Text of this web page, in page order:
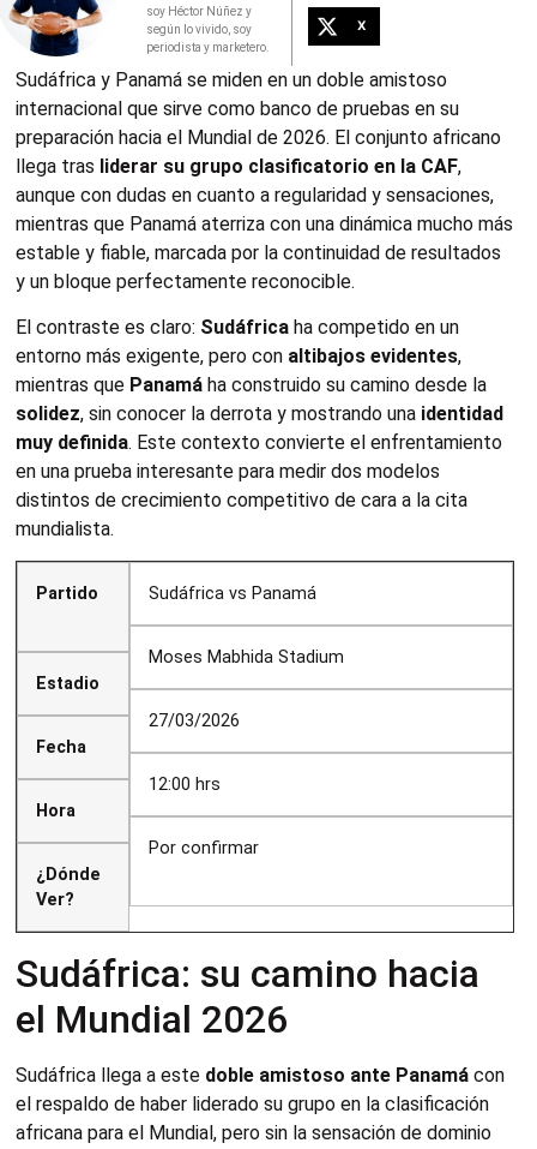
soy Héctor Núñez y
según lo vivido, soy
periodista y marketero.
X
Sudáfrica y Panamá se miden en un doble amistoso
internacional que sirve como banco de pruebas en su
preparación hacia el Mundial de 2026. El conjunto africano
llega tras liderar su grupo clasificatorio en la CAF,
aunque con dudas en cuanto a regularidad y sensaciones,
mientras que Panamá aterriza con una dinámica mucho más
estable y fiable, marcada por la continuidad de resultados
y un bloque perfectamente reconocible.
El contraste es claro: Sudáfrica ha competido en un
entorno más exigente, pero con altibajos evidentes,
mientras que Panamá ha construido su camino desde la
solidez, sin conocer la derrota y mostrando una identidad
muy definida. Este contexto convierte el enfrentamiento
en una prueba interesante para medir dos modelos
distintos de crecimiento competitivo de cara a la cita
mundialista.
Partido
Estadio
Fecha
Hora
¿Dónde
Ver?
Sudáfrica vs Panamá
Moses Mabhida Stadium
27/03/2026
12:00 hrs
Por confirmar
Sudáfrica: su camino hacia
el Mundial 2026
Sudáfrica llega a este doble amistoso ante Panamá con
el respaldo de haber liderado su grupo en la clasificación
africana para el Mundial, pero sin la sensación de dominio